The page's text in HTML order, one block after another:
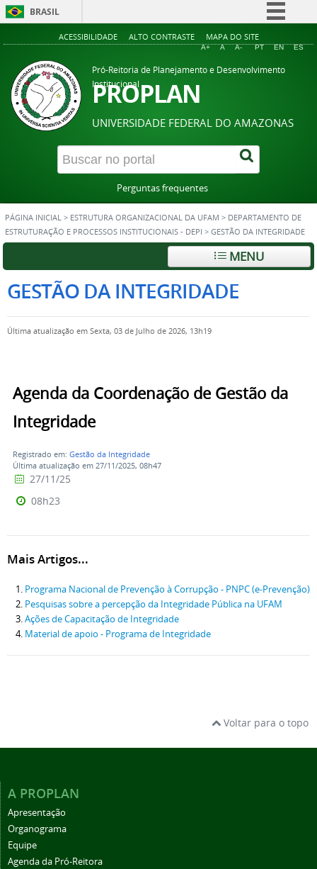
BRASIL
Simplifique!
Acesso à informação
Legislação
Canais
ACESSIBILIDADE ALTO CONTRASTE MAPA DO SITE
A+ A A- PT EN ES
Pró-Reitoria de Planejamento e Desenvolvimento
Institucional
PROPLAN
UNIVERSIDADE FEDERAL DO AMAZONAS
Perguntas frequentes
PÁGINA INICIAL > ESTRUTURA ORGANIZACIONAL DA UFAM > DEPARTAMENTO DE
ESTRUTURAÇÃO E PROCESSOS INSTITUCIONAIS - DEPI > GESTÃO DA INTEGRIDADE
MENU
GESTÃO DA INTEGRIDADE
Última atualização em Sexta, 03 de Julho de 2026, 13h19
Agenda da Coordenação de Gestão da
Integridade
Registrado em: Gestão da Integridade
Última atualização em 27/11/2025, 08h47
27/11/25
08h23
Mais Artigos...
Programa Nacional de Prevenção à Corrupção - PNPC (e-Prevenção)
Pesquisas sobre a percepção da Integridade Pública na UFAM
Ações de Capacitação de Integridade
Material de apoio - Programa de Integridade
Voltar para o topo
A PROPLAN
Apresentação
Organograma
Equipe
Agenda da Pró-Reitora